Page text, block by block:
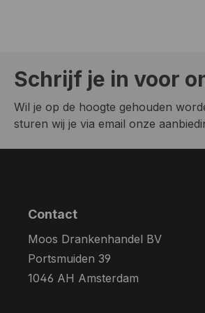
Schrijf je in voor
Wil je op de hoogte gehouden
sturen wij je via email onze
Contact
Moos Drankenhandel BV
Portsmuiden 39
1046 AH Amsterdam